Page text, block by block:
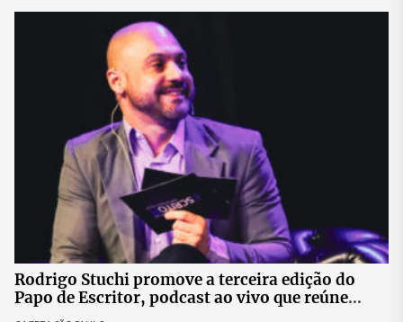
Rodrigo Stuchi promove a terceira edição do
Papo de Escritor, podcast ao vivo que reúne
especialistas para discutir saúde mental e